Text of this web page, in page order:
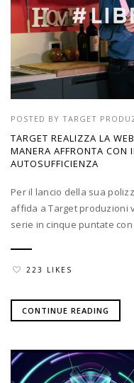
POSTED BY TARGET
TARGET REALIZZA LA
MANERA AFFRONTA CON
AUTOSUFFICIENZA
Per il lancio della sua
affida a Target produzioni
serie in cinque puntate con
223 LIKES
CONTINUE READING